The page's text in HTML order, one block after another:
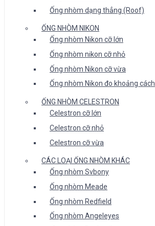
Ống nhòm dạng thẳng (Roof)
ỐNG NHÒM NIKON
Ống nhòm Nikon cỡ lớn
Ống nhòm nikon cỡ nhỏ
Ống nhòm Nikon cỡ vừa
Ống nhòm Nikon đo khoảng cách
ỐNG NHÒM CELESTRON
Celestron cỡ lớn
Celestron cỡ nhỏ
Celestron cỡ vừa
CÁC LOẠI ỐNG NHÒM KHÁC
Ống nhòm Svbony
Ống nhòm Meade
Ống nhòm Redfield
Ống nhòm Angeleyes